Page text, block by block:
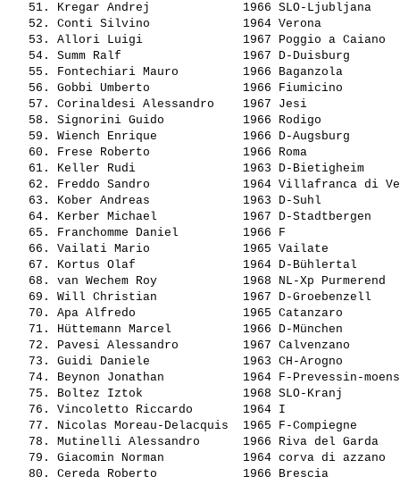
   51.
Kregar Andrej
1966 SLO-
   52.
Conti Silvino
1964 Verona
   53.
Allori Luigi
1967 Poggio a
   54.
Summ Ralf
1967 D-Duisburg
   55.
Fontechiari Mauro
1966 Baganzola
   56.
Gobbi Umberto
1966 Fiumicino
   57.
Corinaldesi Alessandro
1967 Jesi
   58.
Signorini Guido
1966 Rodigo
   59.
Wiench Enrique
1966 D-Augsburg
   60.
Frese Roberto
1966 Roma
   61.
Keller Rudi
1963 D-Bietigheim
   62.
Freddo Sandro
1964 Villafranca di
   63.
Kober Andreas
1963 D-Suhl
   64.
Kerber Michael
1967 D-
   65.
Franchomme Daniel
1966 F
   66.
Vailati Mario
1965 Vailate
   67.
Kortus Olaf
1964 D-Bühlertal
   68.
van Wechem Roy
1968 NL-Xp
   69.
Will Christian
1967 D-
   70.
Apa Alfredo
1965 Catanzaro
   71.
Hüttemann Marcel
1966 D-München
   72.
Pavesi Alessandro
1967 Calvenzano
   73.
Guidi Daniele
1963 CH-Arogno
   74.
Beynon Jonathan
1964 F-Prevessin-
   75.
Boltez Iztok
1968 SLO-Kranj
   76.
Vincoletto Riccardo
1964 I
   77.
Nicolas Moreau-Delacquis
1965 F-Compiegne
   78.
Mutinelli Alessandro
1966 Riva del
   79.
Giacomin Norman
1964 corva di
   80.
Cereda Roberto
1966 Brescia